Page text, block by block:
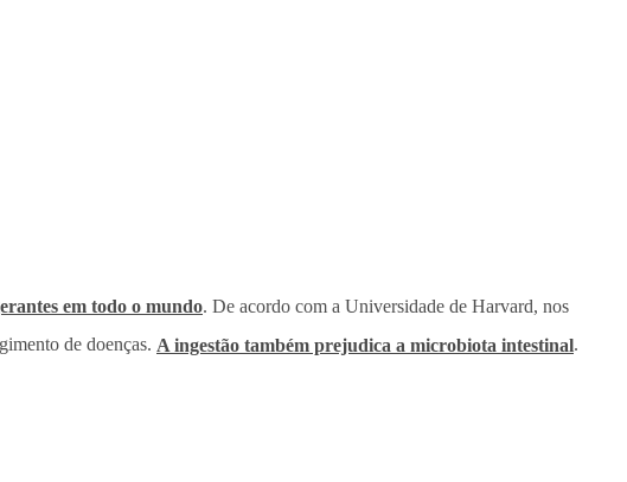
em todo o mundo. De acordo com a Universidade de Harvard, nos
de doenças. A ingestão também prejudica a microbiota intestinal.